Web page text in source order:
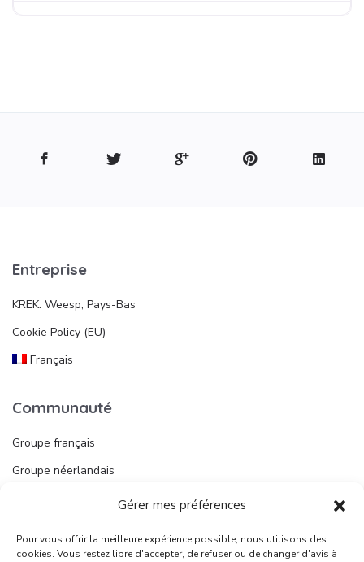
Gérer mes préférences
Pour vous offrir la meilleure expérience possible, nous utilisons des
cookies. Vous restez libre d'accepter, de refuser ou de changer d'avis à
Entreprise
KREK. Weesp, Pays-Bas
Cookie Policy (EU)
Français
Communauté
Groupe français
Groupe néerlandais
Publier une annonce